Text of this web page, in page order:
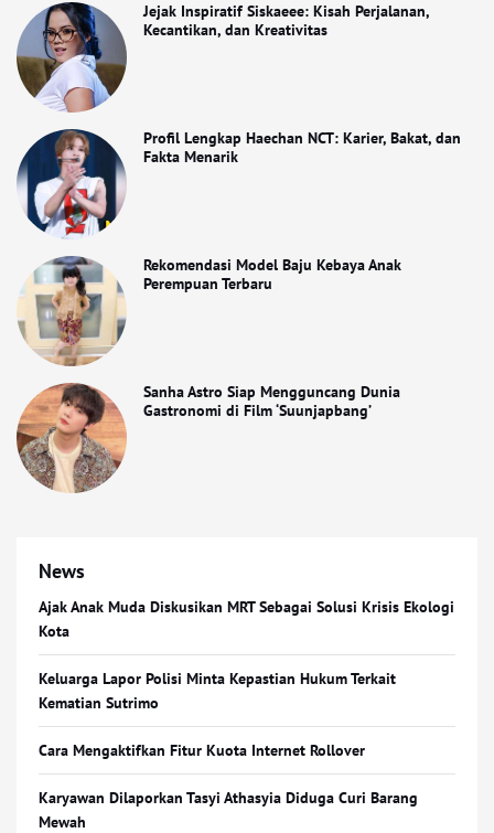
Jejak Inspiratif Siskaeee: Kisah Perjalanan,
Kecantikan, dan Kreativitas
Profil Lengkap Haechan NCT: Karier, Bakat, dan
Fakta Menarik
Rekomendasi Model Baju Kebaya Anak
Perempuan Terbaru
Sanha Astro Siap Mengguncang Dunia
Gastronomi di Film ‘Suunjapbang’
News
Ajak Anak Muda Diskusikan MRT Sebagai Solusi Krisis Ekologi
Kota
Keluarga Lapor Polisi Minta Kepastian Hukum Terkait
Kematian Sutrimo
Cara Mengaktifkan Fitur Kuota Internet Rollover
Karyawan Dilaporkan Tasyi Athasyia Diduga Curi Barang
Mewah